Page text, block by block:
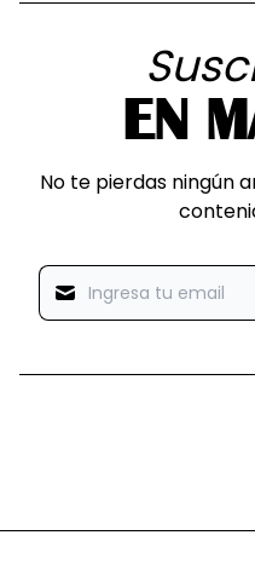
EN
No te pierdas ningún